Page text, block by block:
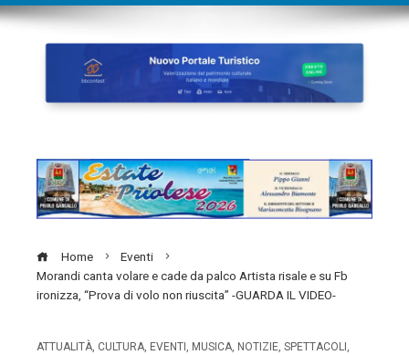
Home
Eventi
Morandi canta volare e cade da palco Artista risale e su Fb
ironizza, “Prova di volo non riuscita” -GUARDA IL VIDEO-
ATTUALITÀ, CULTURA, EVENTI , MUSICA, NOTIZIE, SPETTACOLI ,